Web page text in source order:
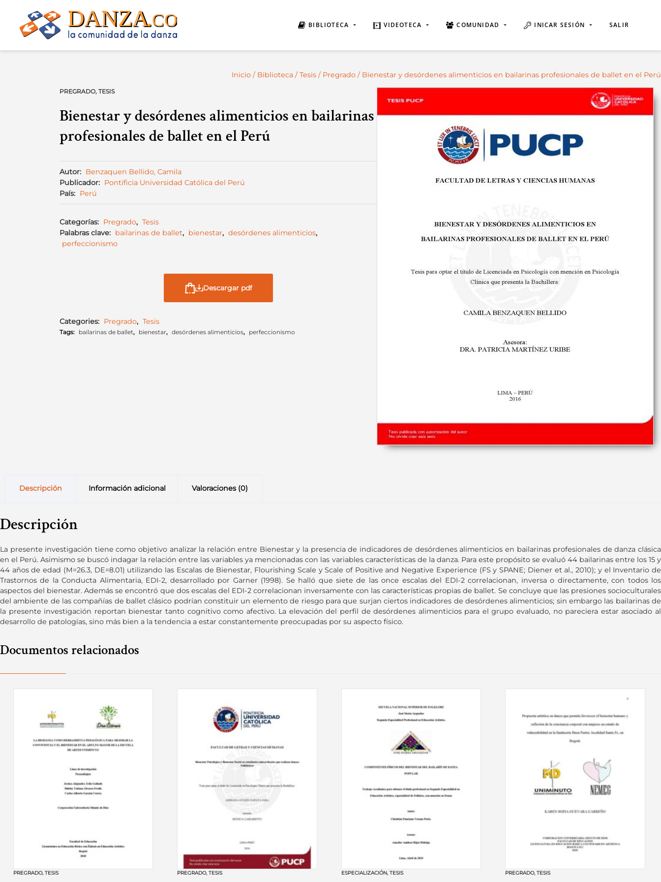
content
BIBLIOTECA VIDEOTECA COMUNIDAD INICAR SESIÓN SALIR
Inicio / Biblioteca /Tesis / Pregrado / Bienestar y desórdenes alimenticios en bailarinas profesionales de ballet en el Perú
PREGRADO, TESIS
Bienestar y desórdenes alimenticios en bailarinas
profesionales de ballet en el Perú
Autor: Benzaquen Bellido, Camila
Publicador: Pontificia Universidad Católica del Perú
País: Perú
Categorías: Pregrado, Tesis
Palabras clave: bailarinas de ballet, bienestar, desórdenes alimenticios,
perfeccionismo
Descargar pdf
Categories: Pregrado, Tesis
Tags: bailarinas de ballet, bienestar, desórdenes alimenticios, perfeccionismo
Descripción Información adicional Valoraciones (0)
Descripción
La presente investigación tiene como objetivo analizar la relación entre Bienestar y la presencia de indicadores de desórdenes alimenticios en bailarinas profesionales de danza clásica
en el Perú. Asimismo se buscó indagar la relación entre las variables ya mencionadas con las variables características de la danza. Para este propósito se evaluó 44 bailarinas entre los 15 y
44 años de edad (M=26.3, DE=8.01) utilizando las Escalas de Bienestar, Flourishing Scale y Scale of Positive and Negative Experience (FS y SPANE; Diener et al., 2010); y el Inventario de
Trastornos de la Conducta Alimentaria, EDI-2, desarrollado por Garner (1998). Se halló que siete de las once escalas del EDI-2 correlacionan, inversa o directamente, con todos los
aspectos del bienestar. Además se encontró que dos escalas del EDI-2 correlacionan inversamente con las características propias de ballet. Se concluye que las presiones socioculturales
del ambiente de las compañías de ballet clásico podrían constituir un elemento de riesgo para que surjan ciertos indicadores de desórdenes alimenticios; sin embargo las bailarinas de
la presente investigación reportan bienestar tanto cognitivo como afectivo. La elevación del perfil de desórdenes alimenticios para el grupo evaluado, no pareciera estar asociado al
desarrollo de patologías, sino más bien a la tendencia a estar constantemente preocupadas por su aspecto físico.
Documentos relacionados
PREGRADO, TESIS PREGRADO,TESIS ESPECIALIZACIÓN, TESIS PREGRADO,TESIS